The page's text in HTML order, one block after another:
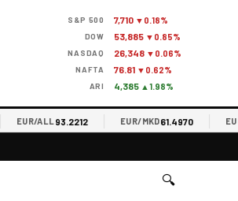
S&P 500 7,710 ▼0.18%
DOW 53,885 ▼0.85%
NASDAQ 26,348 ▼0.06%
NAFTA 76.81 ▼0.62%
ARI 4,385 ▲1.98%
EUR/ALL93.2212 EUR/MKD61.4970 EUR/
🔍